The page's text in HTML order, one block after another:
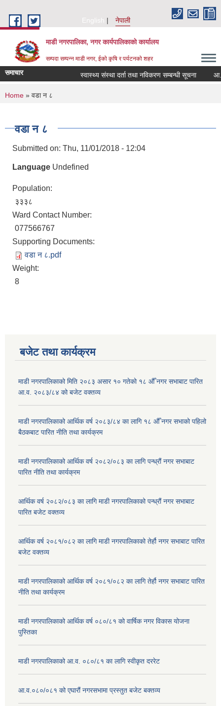
English
नेपाली
माडी नगरपालिका, नगर कार्यपालिकाकाे कार्यालय
सम्पदा सम्पन्न माडी नगर, ईको कृषि र पर्यटनको शहर
समाचार स्वास्थ्य संस्था दर्ता तथा नविकरण सम्बन्धी सूचना आ.व.
You are here
Home » वडा न‌ ८
वडा न‌ ८
Submitted on: Thu, 11/01/2018 - 12:04
Language Undefined
Population:
३३३८
Ward Contact Number:
077566767
Supporting Documents:
वडा न ८.pdf
Weight:
8
बजेट तथा कार्यक्रम
माडी नगरपालिकाको मिति २०८३ असार १० गतेको १८ औँ नगर सभाबाट पारित
आ.व. २०८३/८४ को बजेट वक्तव्य
माडी नगरपालिकाको आर्थिक वर्ष २०८३/८४ का लागि १८ औँ नगर सभाको पहिलो
बैठकबाट पारित नीति तथा कार्यक्रम
माडी नगरपालिकाको आर्थिक वर्ष २०८२/०८३ का लागि पन्ध्रौं नगर सभाबाट
पारित नीति तथा कार्यक्रम
आर्थिक वर्ष २०८२/०८३ का लागि माडी नगरपालिकाको पन्ध्रौं नगर सभाबाट
पारित बजेट वक्तव्य
आर्थिक वर्ष २०८१/०८२ का लागि माडी नगरपालिकाको तेर्हौ नगर सभाबाट पारित
बजेट वक्तव्य
माडी नगरपालिकाको आर्थिक वर्ष २०८१/०८२ का लागि तेर्हौ नगर सभाबाट पारित
नीति तथा कार्यक्रम
माडी नगरपालिकाको आर्थिक वर्ष ०८०/८१ को वार्षिक नगर विकास योजना
पुस्तिका
माडी नगरपालिकाको आ.व. ०८०/८१ का लागि स्वीकृत दररेट
आ.व.०८०/०८१ को एघारौं नगरसभामा प्रस्तुत बजेट बक्तव्य